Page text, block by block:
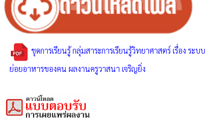
ชุดการเรียนรู้ กลุ่มสาระการเรียนรู้วิทยาศาสตร์ เรื่อง ระบบ
ย่อยอาหารของคน ผลงานครูวาสนา เจริญยิ่ง